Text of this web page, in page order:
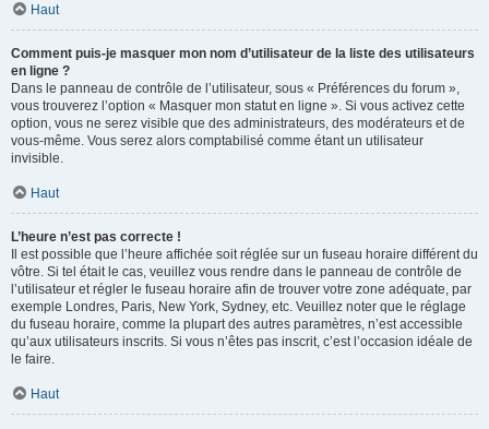
Haut
Comment puis-je masquer mon nom d’utilisateur de la liste des utilisateurs
en ligne ?
Dans le panneau de contrôle de l’utilisateur, sous « Préférences du forum »,
vous trouverez l’option « Masquer mon statut en ligne ». Si vous activez cette
option, vous ne serez visible que des administrateurs, des modérateurs et de
vous-même. Vous serez alors comptabilisé comme étant un utilisateur
invisible.
Haut
L’heure n’est pas correcte !
Il est possible que l’heure affichée soit réglée sur un fuseau horaire différent du
vôtre. Si tel était le cas, veuillez vous rendre dans le panneau de contrôle de
l’utilisateur et régler le fuseau horaire afin de trouver votre zone adéquate, par
exemple Londres, Paris, New York, Sydney, etc. Veuillez noter que le réglage
du fuseau horaire, comme la plupart des autres paramètres, n’est accessible
qu’aux utilisateurs inscrits. Si vous n’êtes pas inscrit, c’est l’occasion idéale de
le faire.
Haut